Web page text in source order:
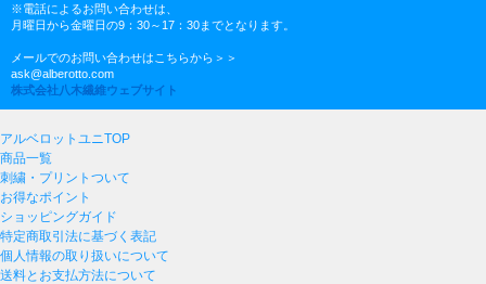
※電話によるお問い合わせは、
月曜日から金曜日の9：30～17：30までとなります。
メールでのお問い合わせはこちらから＞＞
ask@alberotto.com
株式会社八木繊維ウェブサイト
アルベロットユニTOP
商品一覧
刺繍・プリントついて
お得なポイント
ショッピングガイド
特定商取引法に基づく表記
個人情報の取り扱いについて
送料とお支払方法について